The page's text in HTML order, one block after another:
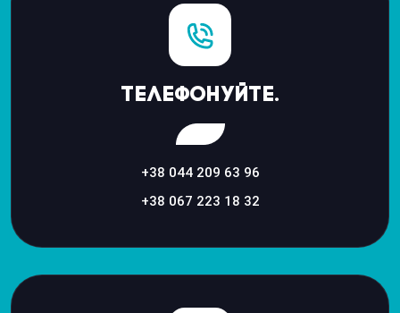
Телефонуйте.
+38 044 209 63 96
+38 067 223 18 32